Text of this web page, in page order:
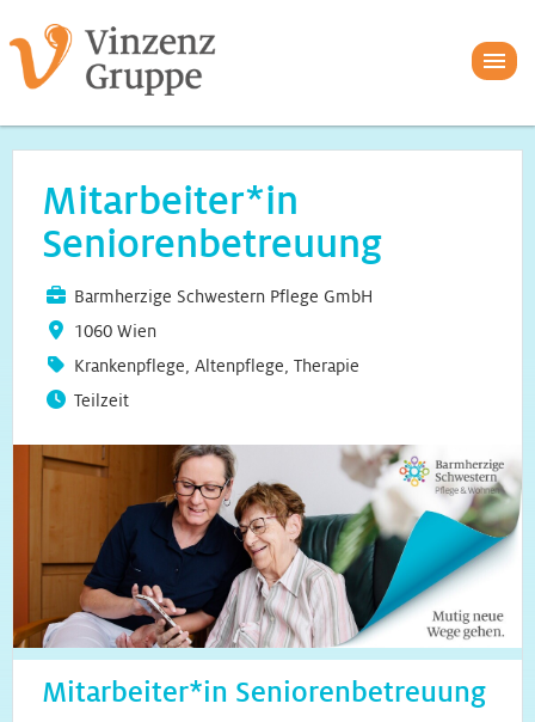
Mitarbeiter*in
Seniorenbetreuung
Barmherzige Schwestern Pflege GmbH
1060 Wien
Krankenpflege, Altenpflege, Therapie
Teilzeit
Mitarbeiter*in Seniorenbetreuung